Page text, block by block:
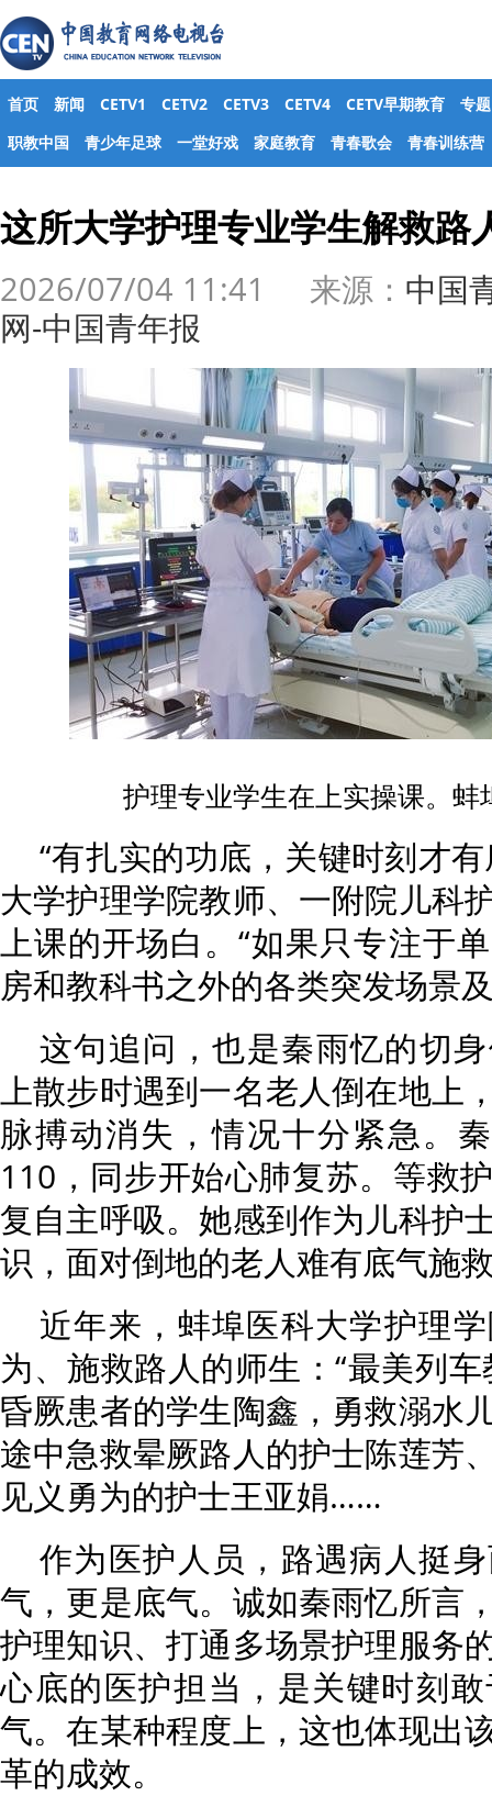
首页 新闻 CETV1 CETV2 CETV3 CETV4 CETV早期教育
专题
职教中国
青少年足球 一堂好戏 家庭教育 青春歌会 青春训练营
这所大学护理专业学生解救路
2026/07/04 11:41 来源： 中国
网-中国青年报
护理专业学生在上实操课。蚌
“有扎实的功底，关键时刻才
大学护理学院教师、一附院儿科
上课的开场白。“如果只专注于
房和教科书之外的各类突发场景
这句追问，也是秦雨忆的切
上散步时遇到一名老人倒在地上
脉搏动消失，情况十分紧急。
110，同步开始心肺复苏。等救
复自主呼吸。她感到作为儿科护
识，面对倒地的老人难有底气施
近年来，蚌埠医科大学护理
为、施救路人的师生：“最美列
昏厥患者的学生陶鑫，勇救溺水
途中急救晕厥路人的护士陈莲芳
见义勇为的护士王亚娟……
作为医护人员，路遇病人挺
气，更是底气。诚如秦雨忆所言
护理知识、打通多场景护理服务
心底的医护担当，是关键时刻
气。在某种程度上，这也体现出
革的成效。